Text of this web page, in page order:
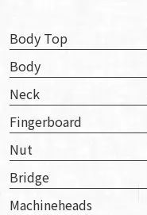
Body Top
Body
Neck
Fingerboard
Nut
Bridge
Machineheads